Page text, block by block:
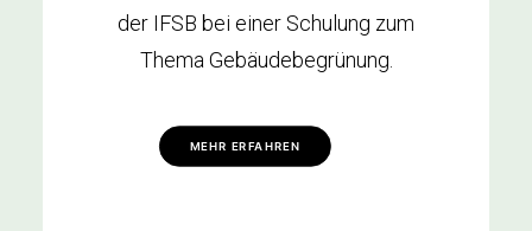
der IFSB bei einer Schulung zum
Thema Gebäudebegrünung.
MEHR ERFAHREN